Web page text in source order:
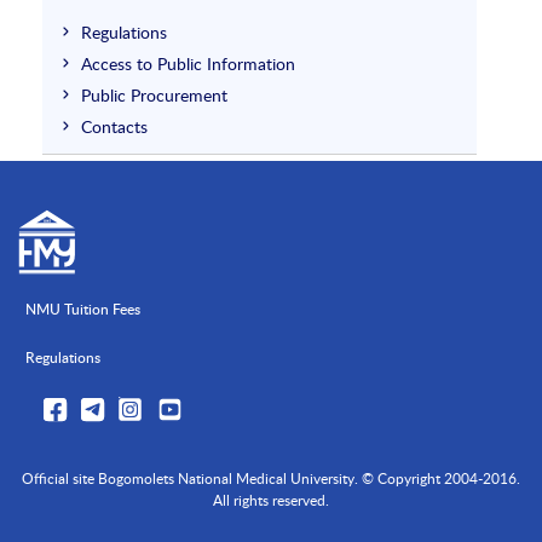
Regulations
Access to Public Information
Public Procurement
Contacts
NMU Tuition Fees
Regulations
Official site Bogomolets National Medical University. © Copyright 2004-2016.
All rights reserved.